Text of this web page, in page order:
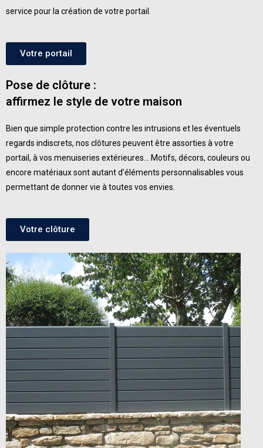
service pour lacréation de votre portail.
Votre portail
Pose de clôture :
affirmez le style de votre maison
Bien que simple protection contre les intrusions et les éventuels
regards indiscrets, nos clôtures peuvent être assorties à votre
portail, à vos menuiseries extérieures… Motifs, décors, couleurs ou
encore matériaux sont autant d’éléments personnalisables vous
permettant de donner vie à toutes vos envies.
Votre clôture